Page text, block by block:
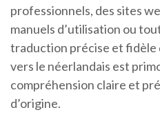
professionnels, des sites
manuels d’utilisation ou
traduction précise et fidèle
vers le néerlandais est
compréhension claire et
d’origine.